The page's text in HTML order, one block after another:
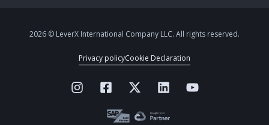
2026 © LeverX International Company LLC. All rights reserved.
Privacy policyCookie Declaration